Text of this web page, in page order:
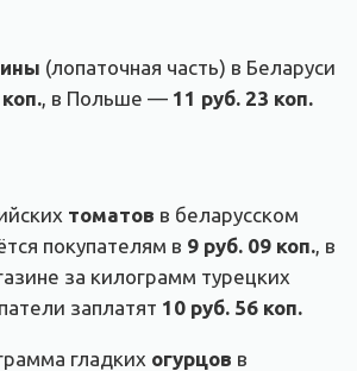
(лопаточная часть) в Беларуси
, в Польше — 11 руб. 23 коп.
томатов в беларусском
покупателям в 9 руб. 09 коп. , в
за килограмм турецких
заплатят 10 руб. 56 коп.
гладких огурцов в